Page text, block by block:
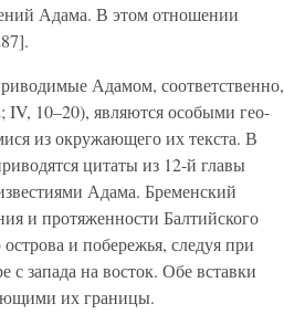
Адама. В этом отношении
Адамом, соответственно,
IV, 10–20), являются особыми гео-
из окружающего их текста. В
цитаты из 12-й главы
Адама. Бременский
и протяженности Балтийского
и побережья, следуя при
запада на восток. Обе вставки
их границы.